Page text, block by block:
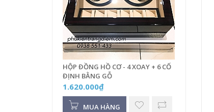
HỘP ĐỒNG HỒ CƠ - 4 XOAY + 6 CỐ
ĐỊNH BẰNG GỖ
1.620.000₫
MUA HÀNG